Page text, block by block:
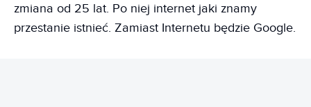
zmiana od 25 lat. Po niej internet jaki znamy
przestanie istnieć. Zamiast Internetu będzie Google.